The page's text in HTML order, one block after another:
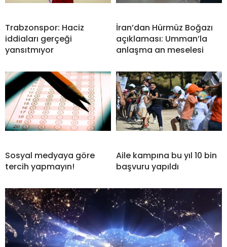
Trabzonspor: Haciz
iddiaları gerçeği
yansıtmıyor
İran’dan Hürmüz Boğazı
açıklaması: Umman’la
anlaşma an meselesi
Sosyal medyaya göre
tercih yapmayın!
Aile kampına bu yıl 10 bin
başvuru yapıldı